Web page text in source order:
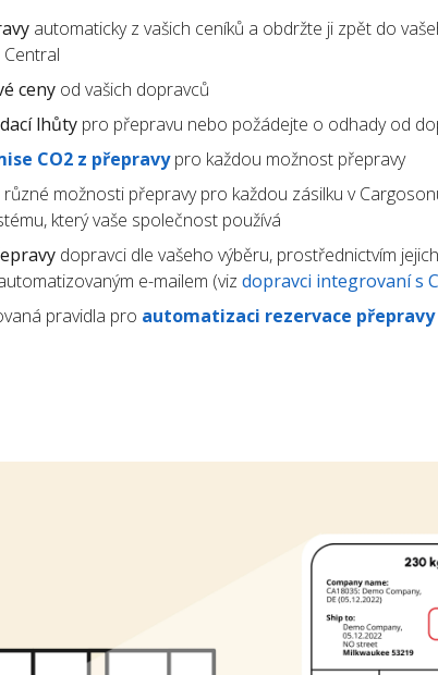
automaticky z vašich ceníků a obdržte ji zpět do
ceny od vašich dopravců
lhůty pro přepravu nebo požádejte o odhady od
CO2 z přepravypro každou možnost přepravy
různé možnosti přepravy pro každou zásilku v
který vaše společnost používá
dopravci dle vašeho výběru, prostřednictvím
e-mailem (viz dopravci integrovaní s
pravidla pro automatizaci rezervace přepravy